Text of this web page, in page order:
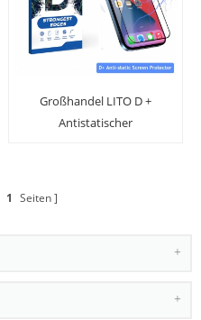
Großhandel LITO D +
Antistatischer
1 Seiten